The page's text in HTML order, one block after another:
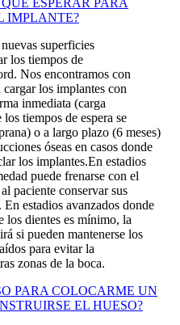
ESPERAR PARA
IMPLANTE?
superficies
los tiempos de
Nos encontramos con
cargar los implantes con
inmediata (carga
tiempos de espera se
o a largo plazo (6 meses)
óseas en casos donde
los implantes.En estadios
puede frenarse con el
paciente conservar sus
estadios avanzados donde
los dientes es mínimo, la
si pueden mantenerse los
para evitar la
zonas de la boca.
PARA COLOCARME UN
EL HUESO?